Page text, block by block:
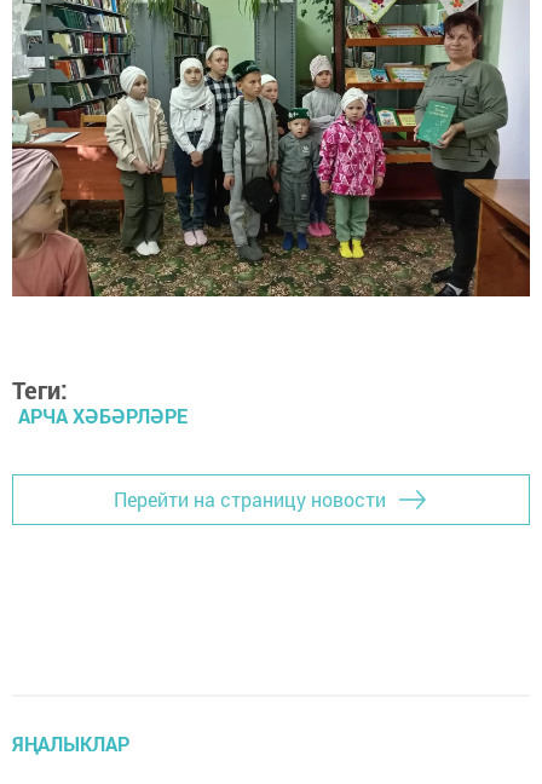
Теги:
АРЧА ХӘБӘРЛӘРЕ
Перейти на страницу новости
ЯҢАЛЫКЛАР